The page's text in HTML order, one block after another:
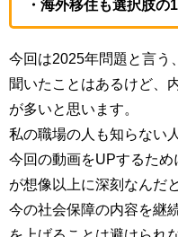
・海外移住も選択肢の
今回は2025年問題と言う
聞いたことはあるけど、
が多いと思います。
私の職場の人も知らない
今回の動画をUPするた
が想像以上に深刻なんだ
今の社会保障の内容を継
を上げることは避けられ